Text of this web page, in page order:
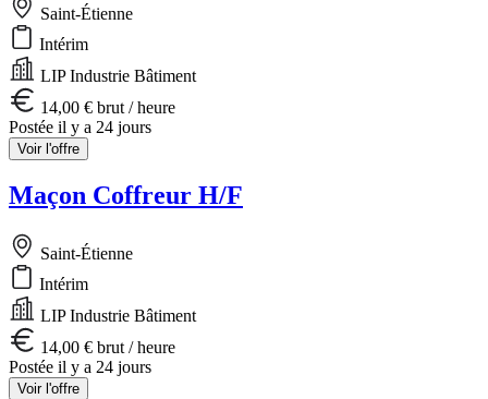
Saint-Étienne
Intérim
LIP Industrie Bâtiment
14,00 € brut / heure
Postée il y a 24 jours
Voir l'offre
Maçon Coffreur H/F
Saint-Étienne
Intérim
LIP Industrie Bâtiment
14,00 € brut / heure
Postée il y a 24 jours
Voir l'offre